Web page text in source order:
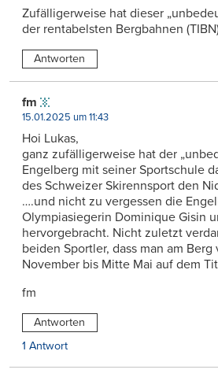
Zufälligerweise hat dieser
der rentabelsten Bergbahnen
Antworten
fm
15.01.2025 um 11:43
Hoi Lukas,
ganz zufälligerweise hat der
Engelberg mit seiner Sportschule
des Schweizer Skirennsport den
….und nicht zu vergessen die
Olympiasiegerin Dominique Gisin
hervorgebracht. Nicht zuletzt
beiden Sportler, dass man am
November bis Mitte Mai auf dem
fm
Antworten
1 Antwort